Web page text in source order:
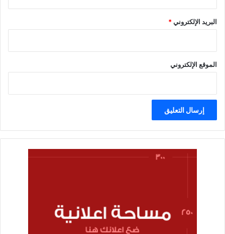
البريد الإلكتروني*
الموقع الإلكتروني